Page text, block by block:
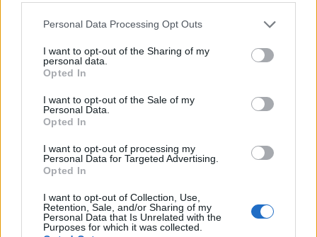
Please note that this website/app uses one or more Google
not limited to your visit or usage behaviour. You may click to
grant or deny consent to Google and its third-party tags to
use your data for below specified purposes in below Google
consent section.
Personal Data Processing Opt Outs
I want to opt-out of the Sharing of my
personal data.
Opted In
I want to opt-out of the Sale of my
Personal Data.
Opted In
I want to opt-out of processing my
Personal Data for Targeted Advertising.
Opted In
I want to opt-out of Collection, Use,
Retention, Sale, and/or Sharing of my
Personal Data that Is Unrelated with the
Purposes for which it was collected.
negociação da Gate.io e a sua extraordinária liquidez são
aspectos muito impressionantes desta bolsa.
BitMart
BitMart é uma troca de criptografia das Ilhas Cayman. Ele
foi disponibilizado ao público em março de 2018. BitMart
tem uma liquidez realmente impressionante. Na época da
última atualização desta análise (20 de março de 2020,
negociação de 24 horas da BitMart era de US $ 1,8
bilhão. Este montante colocou BitMart no lugar nº. 24 na